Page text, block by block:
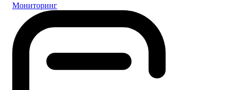
Мониторинг